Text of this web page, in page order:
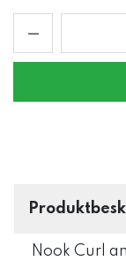
Nook Curl